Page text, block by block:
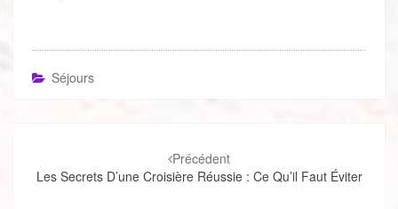
Séjours
d'article
Précédent
Les Secrets D’une Croisière Réussie : Ce Qu’il Faut Éviter